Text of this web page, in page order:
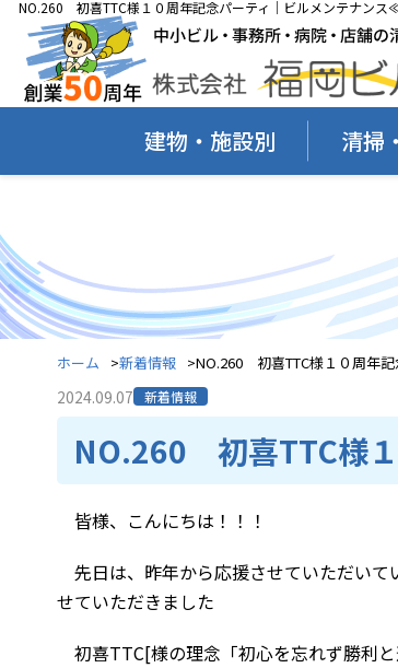
NO.260 初喜TTC様１０周年記念パーティ｜ビルメンテナン
建物・施設別 清掃
ホーム 新着情報 NO.260 初喜TTC様１０周年記
2024.09.07 新着情報
NO.260 初喜TTC様１
皆様、こんにちは！！！
先日は、昨年から応援させていただいて
せていただきました
初喜TTC[様の理念「初心を忘れず勝利